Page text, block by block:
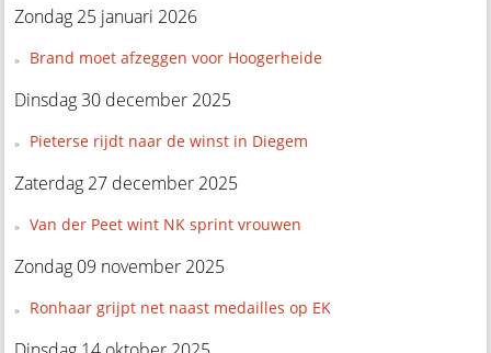
Zondag 25 januari 2026
Brand moet afzeggen voor Hoogerheide
Dinsdag 30 december 2025
Pieterse rijdt naar de winst in Diegem
Zaterdag 27 december 2025
Van der Peet wint NK sprint vrouwen
Zondag 09 november 2025
Ronhaar grijpt net naast medailles op EK